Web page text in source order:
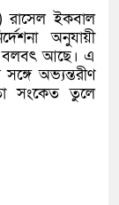
রাসেল ইকবাল
অনুযায়ী
বলবৎ আছে। এ
অভ্যন্তরীণ
সংকেত তুলে